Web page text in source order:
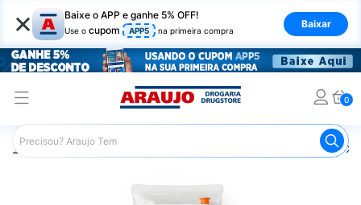
× Baixe o APP e ganhe 5% OFF!
Use o cupom APP5 na primeira compra
Baixar
0
Araujo Saúde e Bem Estar Acessórios para Diabetes